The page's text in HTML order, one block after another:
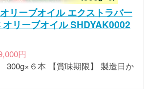
リーブオイル エクストラバー
リーブオイル SHDYAK0002
円
味期限】 製造日か